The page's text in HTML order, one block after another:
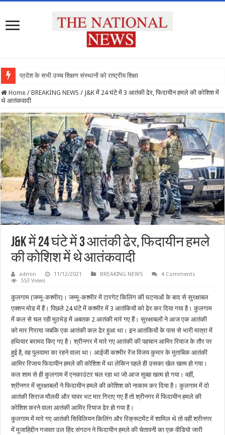
प्रदेश के सभी उच्च शिक्षण संस्थानों को राष्ट्रीय शिक्षा नीति के
Home / BREAKING NEWS / J&K में 24 घंटे में 3 आतंकी ढेर, फिदायीन हमले की कोशिश में
थे आतंकवादी
J&K में 24 घंटे में 3 आतंकी ढेर, फिदायीन हमले
की कोशिश में थे आतंकवादी
admin 11/12/2021 BREAKING NEWS
4 Comments
553 Views
कुलगाम (जम्मू-कश्मीर)। जम्मू-कश्मीर में टारगेट किलिंग की घटनाओं के बाद से सुरक्षाबल
एक्शन मोड में हैं। पिछले 24 घंटे में कश्मीर में 3 आतंकियों को ढेर कर दिया गया है। कुलगाम
में कल से चल रही मुठभेड़ में अबतक 2 आतंकी मारे गए हैं। सुरक्षाबलों ने आज एक आतंकी
को मार गिराया जबकि एक आतंकी कल ढेर हुआ था। इन आतंकियों के पास से भारी मात्रा में
हथियार बरामद किए गए है। श्रीनगर में मारे गए आतंकी की पहचान आमिर रियाज के तौर पर
हुई है, वह पुलवामा का रहने वाला था। आईजी कश्मीर रेंज विजय कुमार के मुताबिक आतंकी
आमिर रिजाय फिदायीन हमले की कोशिश में था लेकिन पहले ही उसका खेल खत्म हो गया।
कल शाम से ही कुलगाम में एनकाउंटर चल रहा था जो आज सुबह खत्म हो गया। वहीं,
श्रीनगर में सुरक्षाबलों ने फिदायीन हमले की कोशिश को नाकाम कर दिया है। कुलगाम में दो
आतंकी सिराज मौलवी और यावर भट मार गिराए गए हैं तो श्रीनगर में फिदायीन हमले की
कोशिश करने वाला आतंकी आमिर रियाज ढेर हो गया है।
कुलगाम में मारे गए आतंकी सिविलियन किलिंग और रिक्रूटमेंट में शामिल थे तो वहीं श्रीनगर
में मुजाहिद्दीन गजवत उल हिंद संगठन ने फिदायीन हमले की चेतावनी का एक वीडियो जारी